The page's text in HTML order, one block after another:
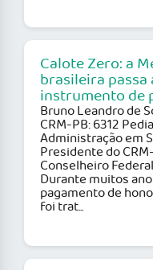
Calote Zero: a
brasileira
instrumento de
Bruno Leandro de
CRM-PB: 6312
Administração em
Presidente do
Conselheiro
Durante muitos
pagamento de
foi trat...